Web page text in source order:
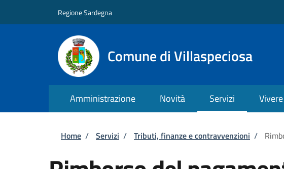
Regione Sardegna
Comune di Villaspeciosa
Amministrazione Novità Servizi
Briciole di pane
Home / Servizi / Tributi, finanze e contravvenzioni /